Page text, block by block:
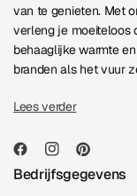
van te genieten. Met
verleng je moeiteloos
behaaglijke warmte
branden als het vuur
Lees verder
Bedrijfsgegevens